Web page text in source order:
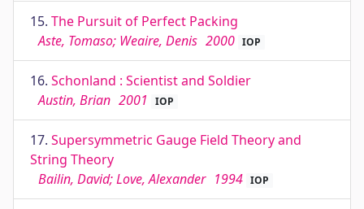
15. The Pursuit of Perfect Packing
Aste, Tomaso; Weaire, Denis 2000 IOP
16. Schonland : Scientist and Soldier
Austin, Brian 2001 IOP
17. Supersymmetric Gauge Field Theory and
String Theory
Bailin, David; Love, Alexander 1994 IOP